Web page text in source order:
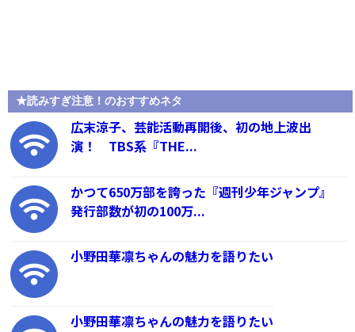
★読みすぎ注意！のおすすめネタ
広末涼子、芸能活動再開後、初の地上波出
演！ TBS系『THE...
かつて650万部を誇った『週刊少年ジャンプ』
発行部数が初の100万...
小野田華凛ちゃんの魅力を語りたい
小野田華凛ちゃんの魅力を語りたい